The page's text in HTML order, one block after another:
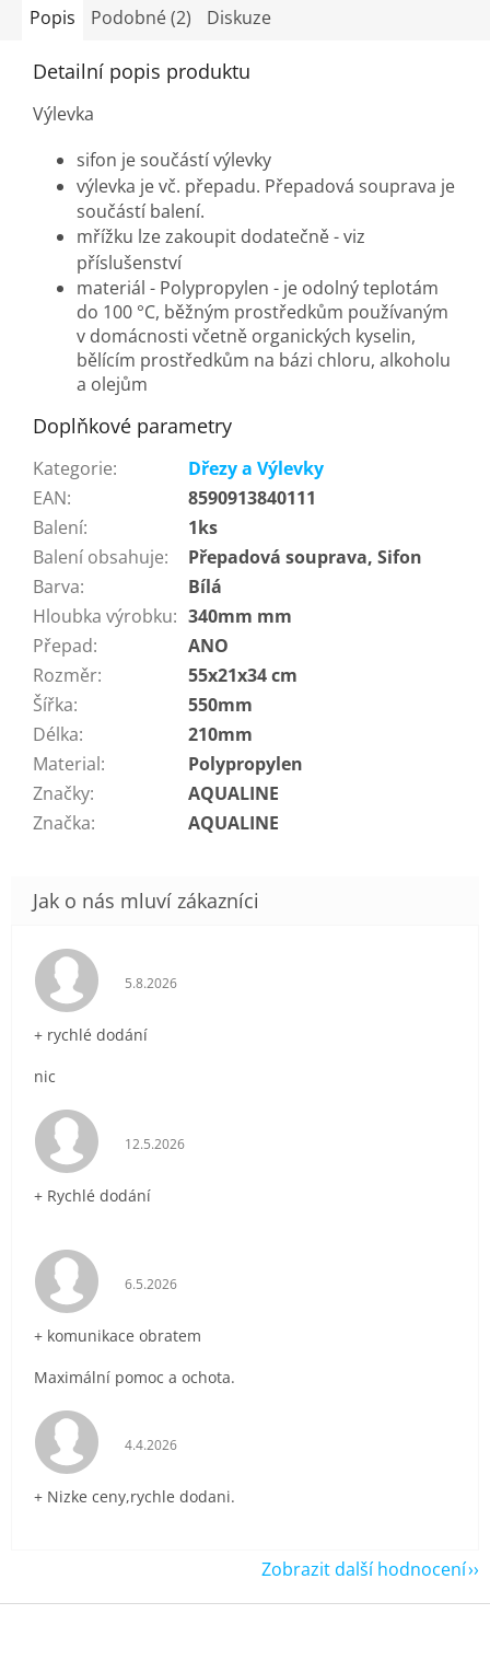
Popis Podobné (2) Diskuze
Detailní popis produktu
Výlevka
sifon je součástí výlevky
výlevka je vč. přepadu. Přepadová souprava je
součástí balení.
mřížku lze zakoupit dodatečně - viz
příslušenství
materiál - Polypropylen - je odolný teplotám
do 100 °C, běžným prostředkům používaným
v domácnosti včetně organických kyselin,
bělícím prostředkům na bázi chloru, alkoholu
a olejům
Doplňkové parametry
Kategorie:
Dřezy a Výlevky
EAN:
8590913840111
Balení:
1ks
Balení obsahuje:
Přepadová souprava, Sifon
Barva:
Bílá
Hloubka výrobku: 340mm mm
Přepad:
ANO
Rozměr:
55x21x34 cm
Šířka:
550mm
Délka:
210mm
Material:
Polypropylen
Značky:
AQUALINE
Značka: AQUALINE
Hodnocení obchodu je 5 z 5 hvězdiček.
5.8.2026
+ rychlé dodání
nic
Hodnocení obchodu je 5 z 5 hvězdiček.
12.5.2026
+ Rychlé dodání
Hodnocení obchodu je 5 z 5 hvězdiček.
6.5.2026
+ komunikace obratem
Maximální pomoc a ochota.
Hodnocení obchodu je 5 z 5 hvězdiček.
4.4.2026
+ Nizke ceny,rychle dodani.
Zobrazit další hodnocení
Z